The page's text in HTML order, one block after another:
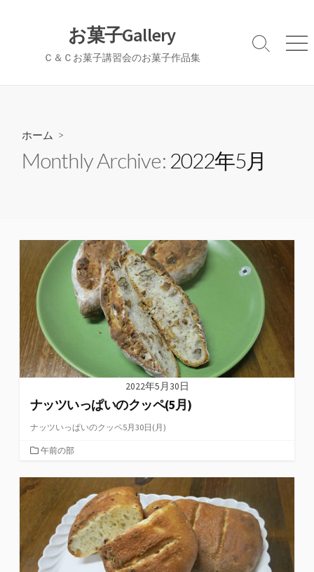
お菓子Gallery
Ｃ＆Ｃお菓子講習会のお菓子作品集
検
メ
ホーム >
Monthly Archive: 2022年5月
2022年5月30日
ナッツいっぱいのクッペ(5月)
ナッツいっぱいのクッペ5月30日(月)
カ
ゴ
午前の部